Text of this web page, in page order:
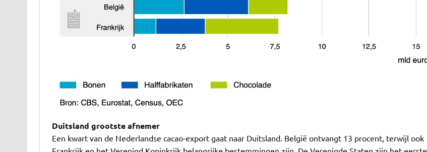
Duitsland grootste afnemer
Een kwart van de Nederlandse cacao-export gaat naar Duitsland. België ontvangt 13 procent, terwijl ook